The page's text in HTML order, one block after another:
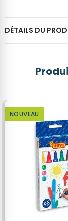
DÉTAILS DU
NOUVEAU